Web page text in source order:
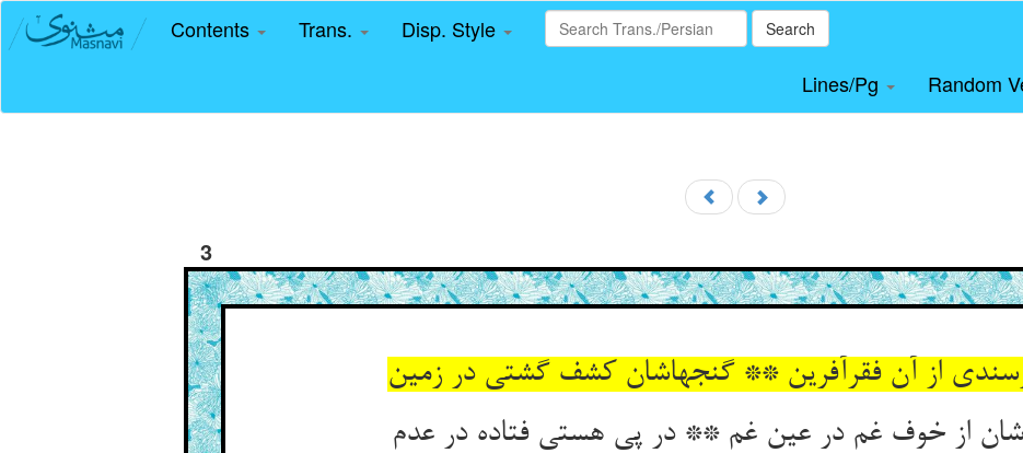
Contents Trans. Disp. Style Search
Lines/Pg Random
3
از آن فقرآفرین ** گنجهاشان کشف گشتی در زمین
از خوف غم در عین غم ** در پی هستی فتاده در عدم